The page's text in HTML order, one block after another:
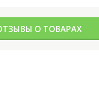
О ТОВАРАХ